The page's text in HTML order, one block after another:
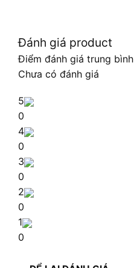
Đánh giá product
Điểm đánh giá trung bình
Chưa có đánh giá
5
0
4
0
3
0
2
0
1
0